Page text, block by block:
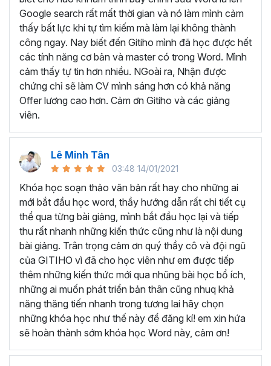
Biết cáchhình thành tư duy để bắt đầu soạn
thảo văn bản
Thành thạo cáchcài đặt và định dạng cơ bản
Thành thạo trong việcthiết kế các đối tượng
Thành thạo các tính năng đặc biệttrong Word như
trình bày văn bản dạng cột, tạo mục lục, tạo danh
mục tham khảo, trộn văn bản, ghi Macro, Tracking…
Thực hành
đồng, báo cáo chuyên môn…
Như vậy, khi học Word bạn sẽ được trang bị đầy đủ kỹ
năng và kiến thức cần thiết để trở thành chuyên gia soạn
thảo văn bản. Từ những kiến thức đó bạn có thể tạo ra
những tài liệu chuyên nghiệp, chỉn chu cũng như biết cách
quản lý tài liệu và thao tác nhanh chóng, nâng cao hiệu
suất làm việc.
TRỞ THÀNH CHUYÊN GIA
SOẠN THẢO VĂN BẢN VỚI
KHÓA HỌC TUYỆT ĐỈNH
MICROSOFT WORD
Bạn sẽ trở thành chuyên gia soạn thảo văn bản trong
Google search rất mất thời gian và nó làm mình cảm
thấy bất lực khi tự tìm kiếm mà làm lại không thành
công ngay. Nay biết đến Gitiho mình đã học được hết
các tính năng cơ bản và master có trong Word. Mình
cảm thấy tự tin hơn nhiều. NGoài ra, Nhận được
chứng chỉ sẽ làm CV mình sáng hơn có khả năng
Offer lương cao hơn. Cảm ơn Gitiho và các giảng
viên.
Lê Minh Tân
03:48 14/01/2021
Khóa học soạn thảo văn bản rất hay cho những ai
mới bắt đầu học word, thầy hướng dẫn rất chi tiết cụ
thể qua từng bài giảng, mình bắt đầu học lại và tiếp
thu rất nhanh những kiến thức cũng như là nội dung
bài giảng. Trân trọng cảm ơn quý thầy cô và đội ngũ
của GITIHO vì đã cho học viên như em được tiếp
thêm những kiến thức mới qua nhũng bài học bổ ích,
những ai muốn phát triển bản thân cũng nhuq khả
năng thăng tiến nhanh trong tương lai hãy chọn
những khóa học như thế này để đăng kí! em xin hứa
sẽ hoàn thành sớm khóa học Word này, cảm ơn!